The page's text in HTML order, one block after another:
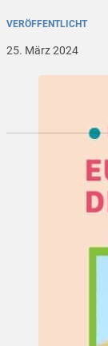
VERÖFFENTLICHT
25. März 2024